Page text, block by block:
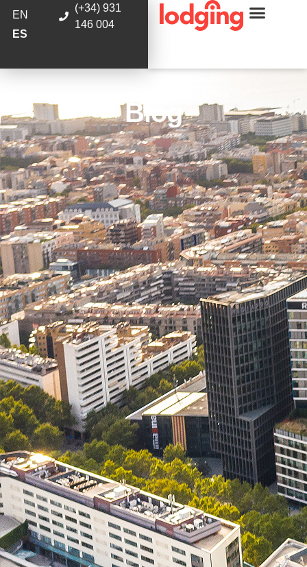
EN
ES
(+34) 931
146 004
Blog